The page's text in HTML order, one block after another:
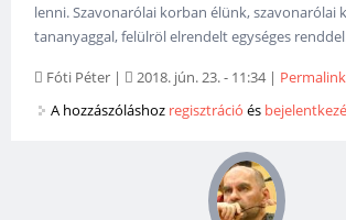
lenni. Szavonarólai korban élünk, szavonarólai
tananyaggal, felülröl elrendelt egységes
Fóti Péter | 2018. jún. 23. - 11:34| Permalink
A hozzászóláshoz regisztráció és